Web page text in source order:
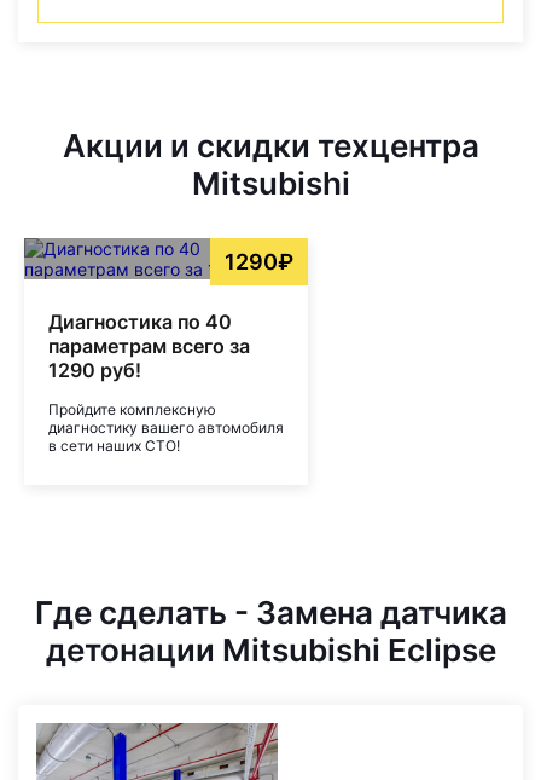
Акции и скидки техцентра
Mitsubishi
1290₽
Диагностика по 40
параметрам всего за
1290 руб!
Пройдите комплексную
диагностику вашего автомобиля
в сети наших СТО!
Где сделать - Замена датчика
детонации Mitsubishi Eclipse